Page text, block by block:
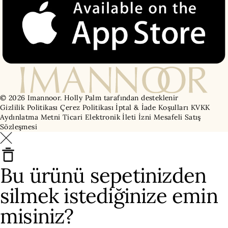
© 2026 Imannoor.Holly Palm tarafından desteklenir
Gizlilik Politikası Çerez Politikası İptal & İade Koşulları KVKK
Aydınlatma Metni Ticari Elektronik İleti İzni Mesafeli Satış
Sözleşmesi
Bu ürünü sepetinizden
silmek istediğinize emin
misiniz?